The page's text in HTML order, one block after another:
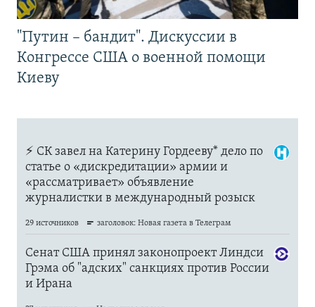
"Путин – бандит". Дискуссии в
Конгрессе США о военной помощи
Киеву